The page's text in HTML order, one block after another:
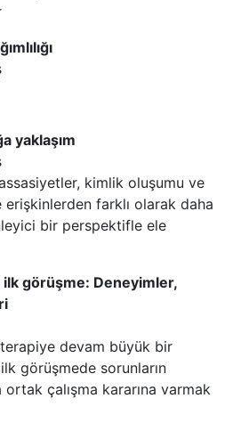
yaklaşım
kimlik oluşumu ve
farklı olarak daha
bir perspektifle ele
ilk görüşme: Deneyimler,
terapiye devam büyük bir
görüşmede sorunların
çalışma kararına varmak